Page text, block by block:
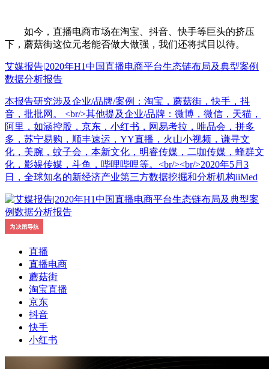
如今，直播电商市场在淘宝、抖音、快手等巨头的挤压
下，蘑菇街这位元老能否做大做强，我们还将拭目以待。
艾媒报告|2020年H1中国直播电商平台生态链布局及典型案例
数据分析报告
本报告研究涉及企业/品牌/案例：淘宝，蘑菇街，快手，抖
音，批批网。 <br/>其他提及企业/品牌：微博，微信，天猫，
阿里，如涵控股，京东，小红书，网易考拉，唯品会，拼多
多，苏宁易购，顺丰速运，YY直播，火山小视频，谦寻文
化，美腕，蚊子会，本新文化，明睿传媒，二咖传媒，蜂群文
化，影娱传媒，斗鱼，哔哩哔哩等。<br/><br/>2020年5月3
日，全球知名的新经济产业第三方数据挖掘和分析机构iiMed
直播
直播电商
蘑菇街
淘宝直播
京东
抖音
快手
小红书